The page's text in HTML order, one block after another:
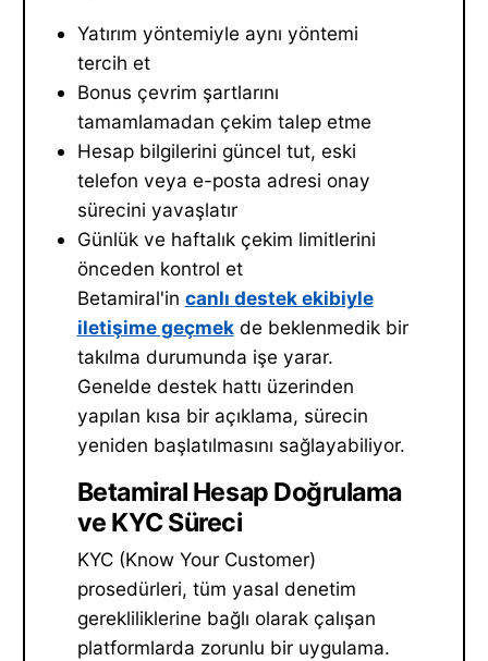
Yatırım yöntemiyle aynı yöntemi
tercih et
Bonus çevrim şartlarını
tamamlamadan çekim talep etme
Hesap bilgilerini güncel tut, eski
telefon veya e-posta adresi onay
sürecini yavaşlatır
Günlük ve haftalık çekim limitlerini
önceden kontrol et
Betamiral'in canlı destek ekibiyle
iletişime geçmekde beklenmedik bir
takılma durumunda işe yarar.
Genelde destek hattı üzerinden
yapılan kısa bir açıklama, sürecin
yeniden başlatılmasını sağlayabiliyor.
Betamiral Hesap Doğrulama
ve KYC Süreci
KYC (Know Your Customer)
prosedürleri, tüm yasal denetim
gerekliliklerine bağlı olarak çalışan
platformlarda zorunlu bir uygulama.